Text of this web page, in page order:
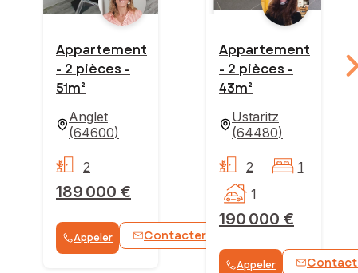
Appartement
- 2 pièces -
51m²
Anglet
(64600)
189 000 €
2
Appeler Contacter
Appartement
- 2 pièces -
43m²
Ustaritz
(64480)
190 000 €
2
1
1
Appeler